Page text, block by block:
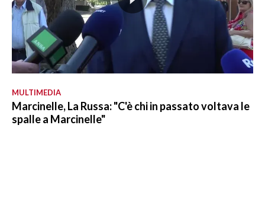
MULTIMEDIA
Marcinelle, La Russa: "C'è chi in passato voltava le
spalle a Marcinelle"